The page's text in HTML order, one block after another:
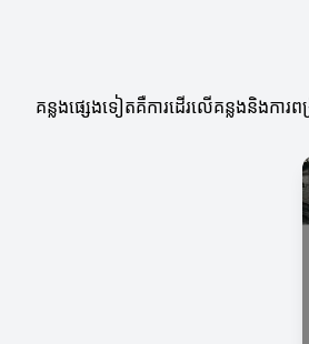
គន្លងផ្សេងទៀតគឺការដើរលើគន្លងនិងការ